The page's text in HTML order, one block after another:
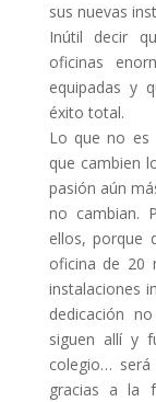
sus nuevas
Inútil decir
oficinas
equipadas y
éxito total.
Lo que no es
que cambien
pasión aún
no cambian.
ellos, porque
oficina de 20
instalaciones
dedicación
siguen allí y
colegio…
gracias a la